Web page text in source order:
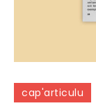
cap'articulu